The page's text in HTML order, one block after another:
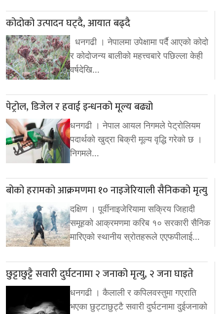
कोदोको उत्पादन घट्दै, आयात बढ्दै
धनगढी । नेपालमा उपेक्षामा पर्दै आएको कोदो
र कोदोजन्य बालीको महत्त्वबारे पछिल्ला केही
वर्षदेखि…
पेट्रोल, डिजेल र हवाई इन्धनको मूल्य बढ्यो
धनगढी । नेपाल आयल निगमले पेट्रोलियम
पदार्थको खुद्रा बिक्री मूल्य वृद्धि गरेको छ ।
निगमले…
बोको हरामको आक्रमणमा १० नाइजेरियाली सैनिकको मृत्यु
दक्षिण । पूर्वीनाइजेरियामा सक्रिय जिहादी
समूहको आक्रमणमा करिब १० सरकारी सैनिक
मारिएको स्थानीय स्रोतहरूले एएफपीलाई…
छुट्टाछुट्टै सवारी दुर्घटनामा २ जनाको मृत्यु, २ जना घाइते
धनगढी । कैलाली र कपिलवस्तुमा गएराति
भएका छुट्टाछुट्टै सवारी दुर्घटनामा दुईजनाको